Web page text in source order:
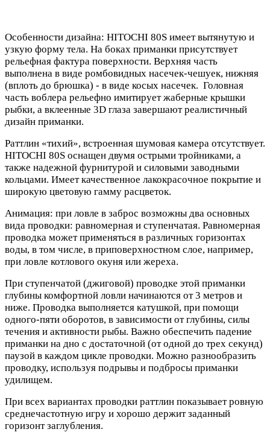
Особенности дизайна: HITOCHI 80S имеет вытянутую и
узкую форму тела. На боках приманки присутствует
рельефная фактура поверхности. Верхняя часть
выполнена в виде ромбовидных насечек-чешуек, нижняя
(вплоть до брюшка) - в виде косых насечек. Головная
часть воблера рельефно имитирует жаберные крышки
рыбки, а вклеенные 3D глаза завершают реалистичный
дизайн приманки.
Раттлин «тихий», встроенная шумовая камера отсутствует.
HITOCHI 80S оснащен двумя острыми тройниками, а
также надежной фурнитурой и силовыми заводными
кольцами. Имеет качественное лакокрасочное покрытие и
широкую цветовую гамму расцветок.
Анимация: при ловле в заброс возможны два основных
вида проводки: равномерная и ступенчатая. Равномерная
проводка может применяться в различных горизонтах
воды, в том числе, в приповерхностном слое, например,
при ловле котлового окуня или жереха.
При ступенчатой (джиговой) проводке этой приманки
глубины комфортной ловли начинаются от 3 метров и
ниже. Проводка выполняется катушкой, при помощи
одного-пяти оборотов, в зависимости от глубины, силы
течения и активности рыбы. Важно обеспечить падение
приманки на дно с достаточной (от одной до трех секунд)
паузой в каждом цикле проводки. Можно разнообразить
проводку, используя подрывы и подбросы приманки
удилищем.
При всех вариантах проводки раттлин показывает ровную
среднечастотную игру и хорошо держит заданный
горизонт заглубления.